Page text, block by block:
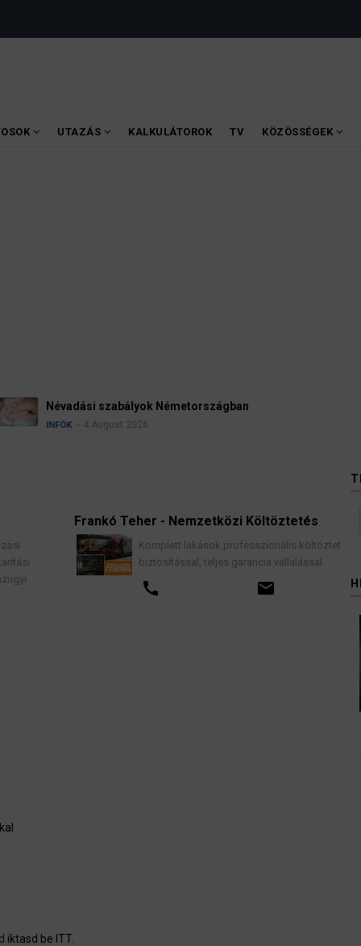
UTAZÁS KALKULÁTOROK TV KÖZÖSSÉGEK
Ügyvédek, bírák és
Frankó Teher - Nemzetközi Költöztetés
Komplett lakások professzionális költöztetése
biztosítással, teljes garancia vállalással.
iktasd be ITT